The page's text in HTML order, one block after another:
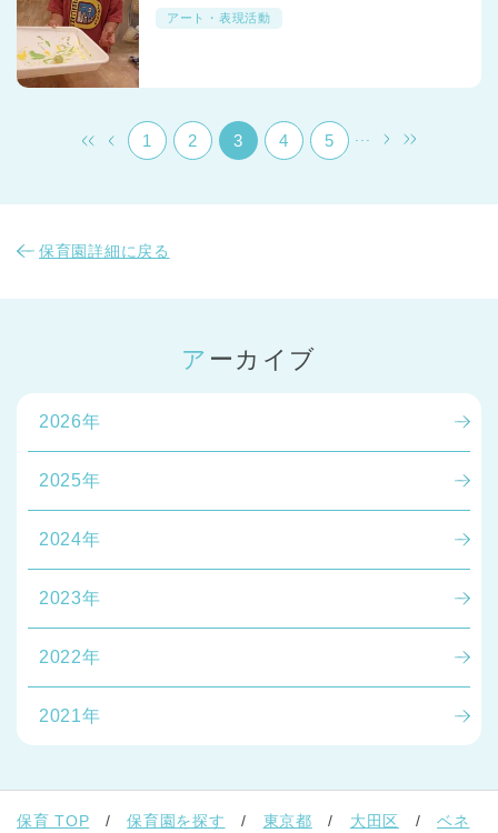
アート・表現活動
1 2 3 4 5
保育園詳細に戻る
アーカイブ
2026年
2025年
2024年
2023年
2022年
2021年
保育 TOP 保育園を探す 東京都 大田区
ベネ